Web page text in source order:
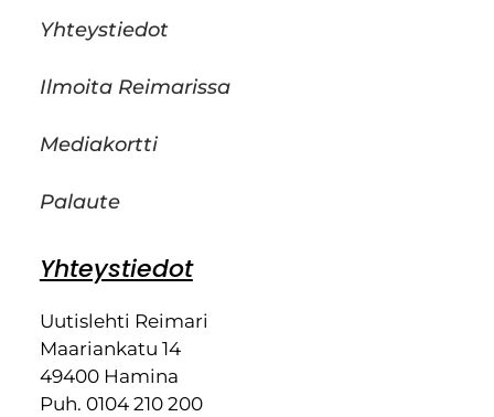
Yhteystiedot
Ilmoita Reimarissa
Mediakortti
Palaute
Yhteystiedot
Uutislehti Reimari
Maariankatu 14
49400 Hamina
Puh. 0104 210 200